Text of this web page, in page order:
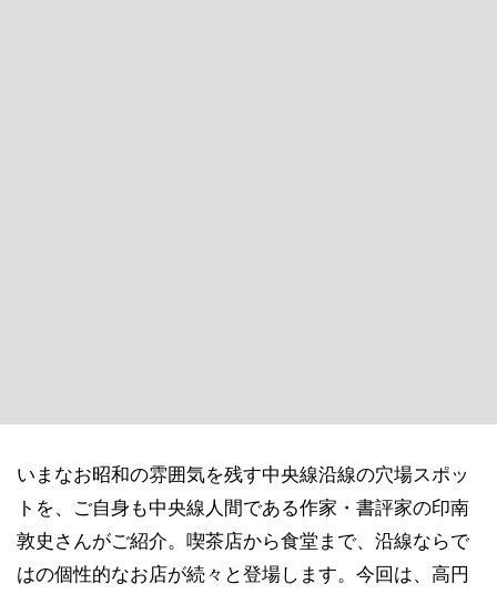
いまなお昭和の雰囲気を残す中央線沿線の穴場スポッ
トを、ご自身も中央線人間である作家・書評家の印南
敦史さんがご紹介。喫茶店から食堂まで、沿線ならで
はの個性的なお店が続々と登場します。今回は、高円